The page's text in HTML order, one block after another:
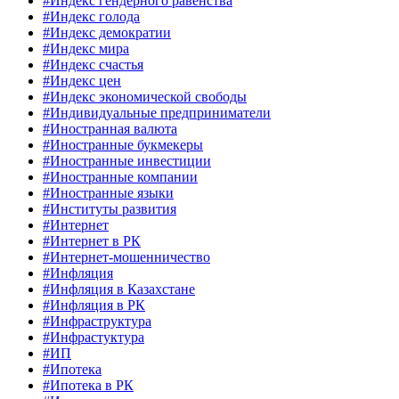
#Индекс голода
#Индекс демократии
#Индекс мира
#Индекс счастья
#Индекс цен
#Индекс экономической свободы
#Индивидуальные предприниматели
#Иностранная валюта
#Иностранные букмекеры
#Иностранные инвестиции
#Иностранные компании
#Иностранные языки
#Институты развития
#Интернет
#Интернет в РК
#Интернет-мошенничество
#Инфляция
#Инфляция в Казахстане
#Инфляция в РК
#Инфраструктура
#Инфрастуктура
#ИП
#Ипотека
#Ипотека в РК